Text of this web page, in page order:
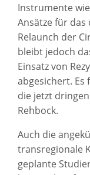
Instrumente
Ansätze für das
Relaunch der
bleibt jedoch
Einsatz von
abgesichert. Es
die jetzt
Rehbock.
Auch die
transregionale
geplante